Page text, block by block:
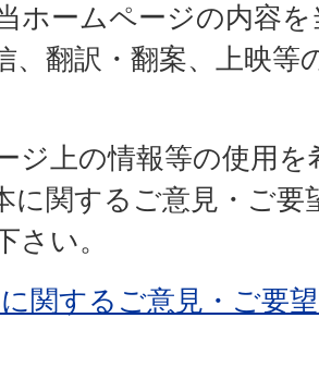
ホームページの内容
、翻訳・翻案、上映等
ジ上の情報等の使用
に関するご意見・ご
さい。
関するご意見・ご要